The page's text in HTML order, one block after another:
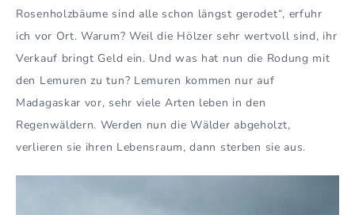
Rosenholzbäume sind alle schon längst gerodet“, erfuhr
ich vor Ort. Warum? Weil die Hölzer sehr wertvoll sind, ihr
Verkauf bringt Geld ein. Und was hat nun die Rodung mit
den Lemuren zu tun? Lemuren kommen nur auf
Madagaskar vor, sehr viele Arten leben in den
Regenwäldern. Werden nun die Wälder abgeholzt,
verlieren sie ihren Lebensraum, dann sterben sie aus.